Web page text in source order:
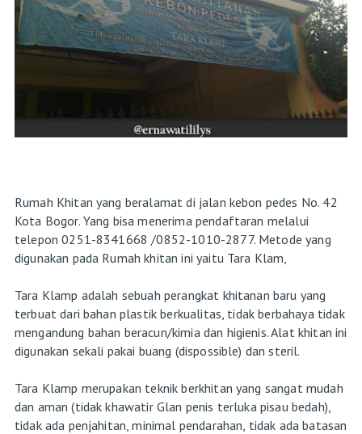
Rumah Khitan yang beralamat di jalan kebon pedes No. 42
Kota Bogor. Yang bisa menerima pendaftaran melalui
telepon 0251-8341668 /0852-1010-2877. Metode yang
digunakan pada Rumah khitan ini yaitu Tara Klam,
Tara Klamp adalah sebuah perangkat khitanan baru yang
terbuat dari bahan plastik berkualitas, tidak berbahaya tidak
mengandung bahan beracun/kimia dan higienis. Alat khitan ini
digunakan sekali pakai buang (dispossible) dan steril.
Tara Klamp merupakan teknik berkhitan yang sangat mudah
dan aman (tidak khawatir Glan penis terluka pisau bedah),
tidak ada penjahitan, minimal pendarahan, tidak ada batasan